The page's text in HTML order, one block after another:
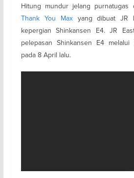
Hitung mundur jelang
Thank You Maxyang dibuat JR
kepergian Shinkansen E4. JR
pelepasan Shinkansen E4 melalui
pada 8 April lalu.